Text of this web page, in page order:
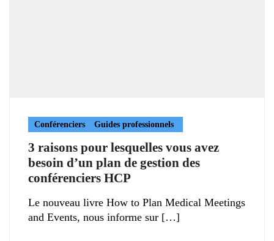
Conférenciers Guides professionnels
3 raisons pour lesquelles vous avez
besoin d’un plan de gestion des
conférenciers HCP
Le nouveau livre How to Plan Medical Meetings
and Events, nous informe sur